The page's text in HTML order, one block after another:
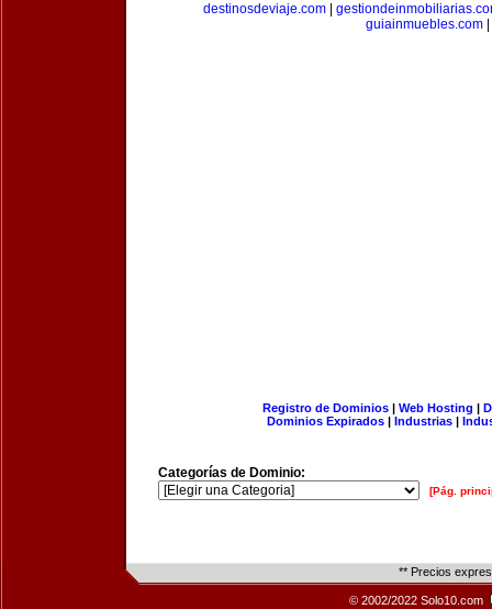
destinosdeviaje.com|
guiainmuebles.com|
Registro de Dominios| Web Hosting |
Dominios Expirados | Industrias |
Categorías de Dominio:
[Pág.
** Precios
© 2002/2022 Solo10.com